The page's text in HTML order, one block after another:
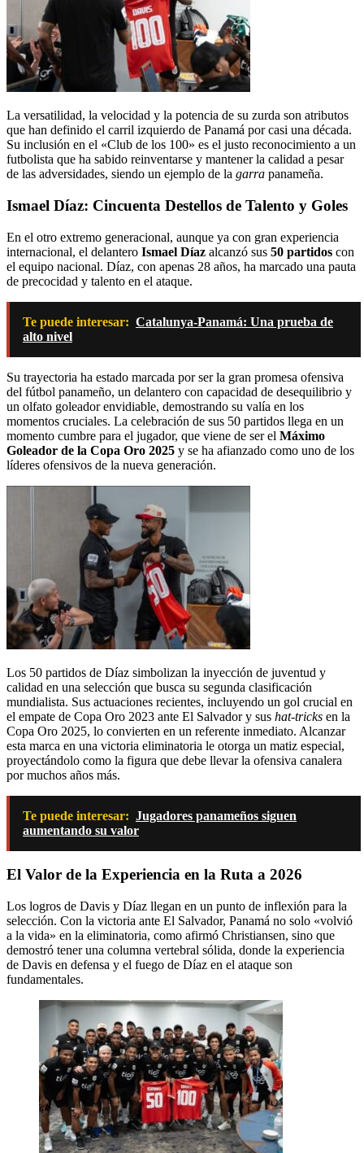
La versatilidad, la velocidad y la potencia de su zurda son atributos
que han definido el carril izquierdo de Panamá por casi una década.
Su inclusión en el «Club de los 100» es el justo reconocimiento a un
futbolista que ha sabido reinventarse y mantener la calidad a pesar
de las adversidades, siendo un ejemplo de la garra panameña.
Ismael Díaz: Cincuenta Destellos de Talento y Goles
En el otro extremo generacional, aunque ya con gran experiencia
internacional, el delantero Ismael Díaz alcanzó sus 50 partidos con
el equipo nacional. Díaz, con apenas 28 años, ha marcado una pauta
de precocidad y talento en el ataque.
Te puede interesar: Catalunya-Panamá: Una prueba de
alto nivel
Su trayectoria ha estado marcada por ser la gran promesa ofensiva
del fútbol panameño, un delantero con capacidad de desequilibrio y
un olfato goleador envidiable, demostrando su valía en los
momentos cruciales. La celebración de sus 50 partidos llega en un
momento cumbre para el jugador, que viene de ser el Máximo
Goleador de la Copa Oro 2025 y se ha afianzado como uno de los
líderes ofensivos de la nueva generación.
Los 50 partidos de Díaz simbolizan la inyección de juventud y
calidad en una selección que busca su segunda clasificación
mundialista. Sus actuaciones recientes, incluyendo un gol crucial en
el empate de Copa Oro 2023 ante El Salvador y sus hat-tricks en la
Copa Oro 2025, lo convierten en un referente inmediato. Alcanzar
esta marca en una victoria eliminatoria le otorga un matiz especial,
proyectándolo como la figura que debe llevar la ofensiva canalera
por muchos años más.
Te puede interesar: Jugadores panameños siguen
aumentando su valor
El Valor de la Experiencia en la Ruta a 2026
Los logros de Davis y Díaz llegan en un punto de inflexión para la
selección. Con la victoria ante El Salvador, Panamá no solo «volvió
a la vida» en la eliminatoria, como afirmó Christiansen, sino que
demostró tener una columna vertebral sólida, donde la experiencia
de Davis en defensa y el fuego de Díaz en el ataque son
fundamentales.